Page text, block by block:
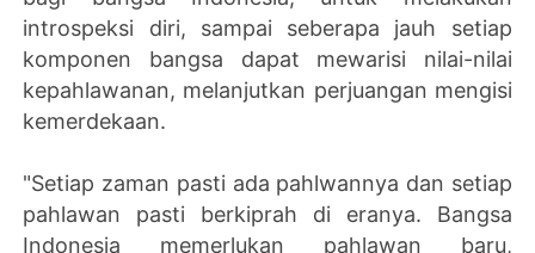
introspeksi diri, sampai seberapa jauh setiap
komponen bangsa dapat mewarisi nilai-nilai
kepahlawanan, melanjutkan perjuangan mengisi
kemerdekaan.
"Setiap zaman pasti ada pahlwannya dan setiap
pahlawan pasti berkiprah di eranya. Bangsa
Indonesia memerlukan pahlawan baru,